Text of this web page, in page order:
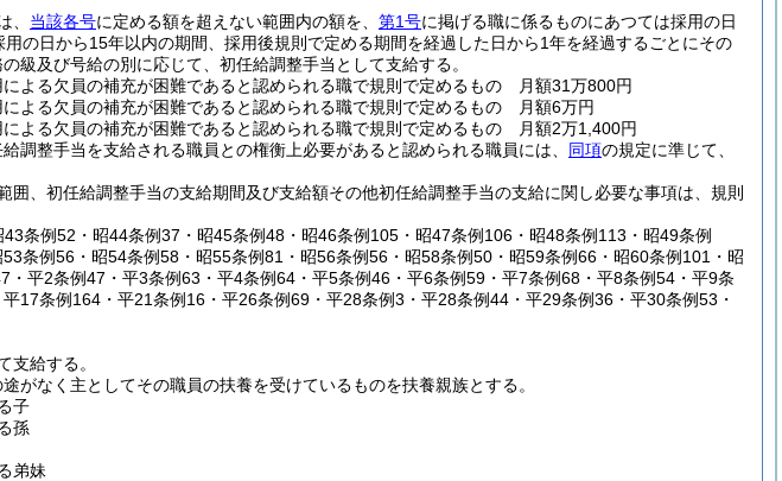
、 当該各号に定める額を超えない範囲内の額を、 第1号に掲げる職に係るものにあつては採用の日
の日から15年以内の期間、採用後規則で定める期間を経過した日から1年を経過するごとにその
級及び号給の別に応じて、初任給調整手当として支給する。
よる欠員の補充が困難であると認められる職で規則で定めるもの 月額31万800円
よる欠員の補充が困難であると認められる職で規則で定めるもの 月額6万円
よる欠員の補充が困難であると認められる職で規則で定めるもの 月額2万1,400円
調整手当を支給される職員との権衡上必要があると認められる職員には、 同項の規定に準じて、
、初任給調整手当の支給期間及び支給額その他初任給調整手当の支給に関し必要な事項は、規則
条例52・昭44条例37・昭45条例48・昭46条例105・昭47条例106・昭48条例113・昭49条例
条例56・昭54条例58・昭55条例81・昭56条例56・昭58条例50・昭59条例66・昭60条例101・昭
平2条例47・平3条例63・平4条例64・平5条例46・平6条例59・平7条例68・平8条例54・平9条
17条例164・平21条例16・平26条例69・平28条例3・平28条例44・平29条例36・平30条例53・
支給する。
がなく主としてその職員の扶養を受けているものを扶養親族とする。
子
孫
弟妹